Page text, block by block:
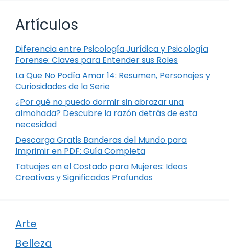
Artículos
Diferencia entre Psicología Jurídica y Psicología
Forense: Claves para Entender sus Roles
La Que No Podía Amar 14: Resumen, Personajes y
Curiosidades de la Serie
¿Por qué no puedo dormir sin abrazar una
almohada? Descubre la razón detrás de esta
necesidad
Descarga Gratis Banderas del Mundo para
Imprimir en PDF: Guía Completa
Tatuajes en el Costado para Mujeres: Ideas
Creativas y Significados Profundos
Arte
Belleza